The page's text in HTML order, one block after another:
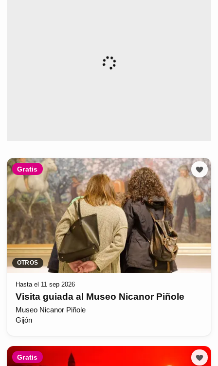
Gratis
OTROS
Hasta el 11 sep 2026
Visita guiada al Museo Nicanor Piñole
Museo Nicanor Piñole
Gijón
Gratis